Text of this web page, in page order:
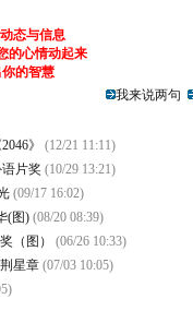
态与信息
的心情动起来
的智慧
我来说两句
》
(12/21 11:11)
片奖 (10/29 13:21)
(09/17 16:02)
(图) (08/20 08:39)
（图）
(06/26 10:33)
星章 (07/03 10:05)